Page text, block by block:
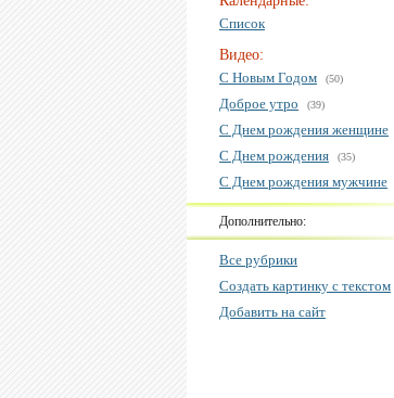
Список
Видео:
С Новым Годом
(50)
Доброе утро (39)
С Днем рождения женщине
С Днем рождения (35)
С Днем рождения мужчине
Дополнительно:
Все рубрики
Создать картинку с текстом
Добавить на сайт